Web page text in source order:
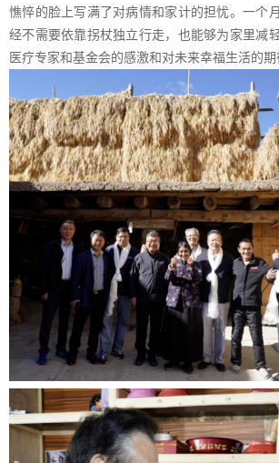
憔悴的脸上写满了对病情和家计的担忧。一个
经不需要依靠拐杖独立行走，也能够为家里减
医疗专家和基金会的感激和对未来幸福生活的期